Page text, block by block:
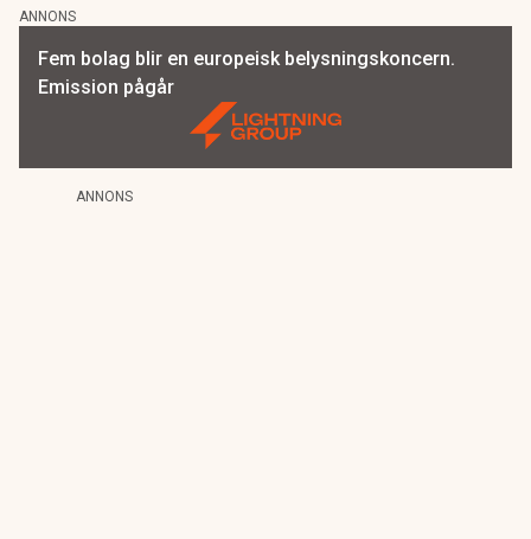
ANNONS
Fem bolag blir en europeisk belysningskoncern.
Emission pågår
ANNONS